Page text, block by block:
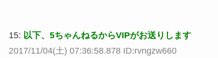
15: 以下、5ちゃんねるからVIPがお送りします
2017/11/04(土) 07:36:58.878 ID:rvngzw660